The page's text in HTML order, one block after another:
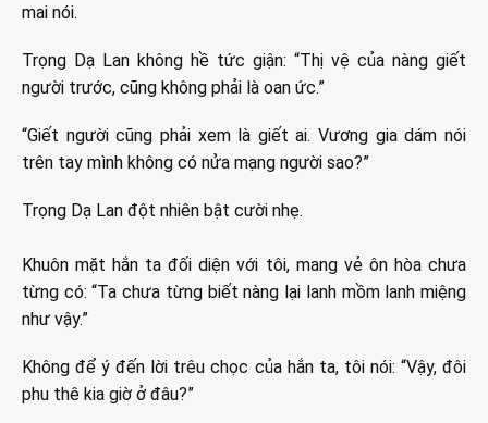
mai nói.
Trọng Dạ Lan không hề tức giận: “Thị vệ của nàng giết
người trước, cũng không phải là oan ức.”
“Giết người cũng phải xem là giết ai. Vương gia dám nói
trên tay mình không có nửa mạng người sao?”
Trọng Dạ Lan đột nhiên bật cười nhẹ.
Khuôn mặt hắn ta đối diện với tôi, mang vẻ ôn hòa chưa
từng có: “Ta chưa từng biết nàng lại lanh mồm lanh miệng
như vậy.”
Không để ý đến lời trêu chọc của hắn ta, tôi nói: “Vậy, đôi
phu thê kia giờ ở đâu?”